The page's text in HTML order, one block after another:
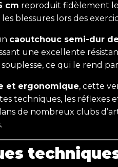
cm reproduit fidèlement
blessures lors des
caoutchouc semi-dur
une excellente
ce qui le rend
et ergonomique, cette
techniques, les réflexes
de nombreux clubs